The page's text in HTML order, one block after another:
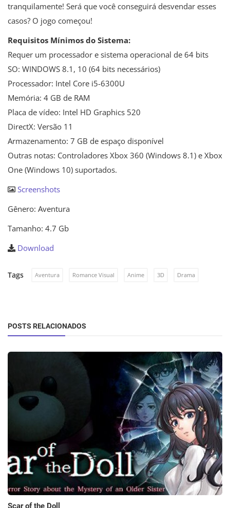
tranquilamente! Será que você conseguirá desvendar esses
casos? O jogo começou!
Requisitos Mínimos do Sistema:
Requer um processador e sistema operacional de 64 bits
SO: WINDOWS 8.1, 10 (64 bits necessários)
Processador: Intel Core i5-6300U
Memória: 4 GB de RAM
Placa de vídeo: Intel HD Graphics 520
DirectX: Versão 11
Armazenamento: 7 GB de espaço disponível
Outras notas: Controladores Xbox 360 (Windows 8.1) e Xbox
One (Windows 10) suportados.
Screenshots
Gênero: Aventura
Tamanho: 4.7 Gb
Download
Tags Aventura Romance Visual Anime 3D Drama
POSTS RELACIONADOS
Scar of the Doll